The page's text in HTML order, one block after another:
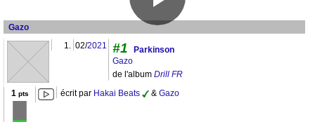
Gazo
1. 02/2021 #1
Parkinson
Gazo
de l'album Drill FR
1 pts écrit par Hakai Beats & Gazo